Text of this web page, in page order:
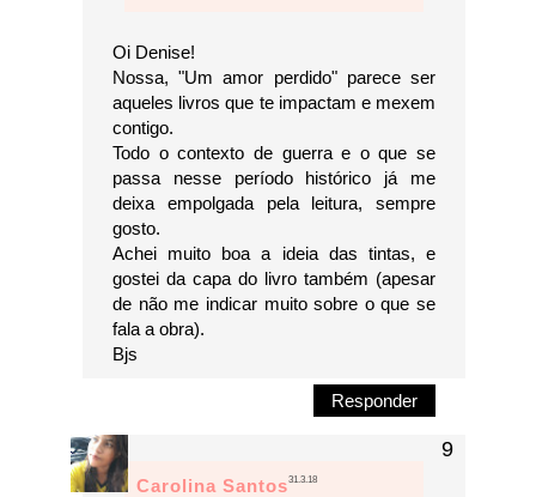
Oi Denise!
Nossa, "Um amor perdido" parece ser
aqueles livros que te impactam e mexem
contigo.
Todo o contexto de guerra e o que se
passa nesse período histórico já me
deixa empolgada pela leitura, sempre
gosto.
Achei muito boa a ideia das tintas, e
gostei da capa do livro também (apesar
de não me indicar muito sobre o que se
fala a obra).
Bjs
Responder
Carolina Santos31.3.18